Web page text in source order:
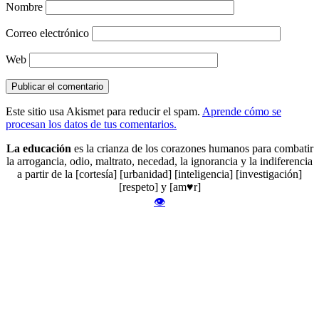
Nombre
Correo electrónico
Web
Este sitio usa Akismet para reducir el spam. Aprende cómo se
procesan los datos de tus comentarios.
La educaciónes la crianza de los corazones humanos para combatir
la arrogancia, odio, maltrato, necedad, la ignorancia y la indiferencia
a partir de la [cortesía] [urbanidad] [inteligencia] [investigación]
[respeto] y [am♥r]
👁